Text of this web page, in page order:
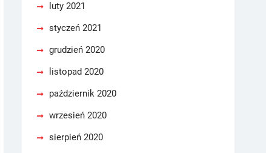
luty 2021
styczeń 2021
grudzień 2020
listopad 2020
październik 2020
wrzesień 2020
sierpień 2020